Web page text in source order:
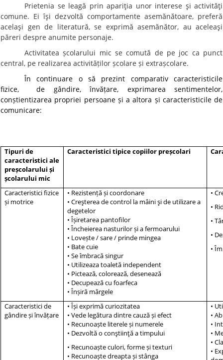
Prietenia se leagă prin apariţia unor interese şi activităţi
comune. Ei îşi dezvoltă comportamente asemănătoare, preferă
acelaşi gen de literatură, se exprimă asemănător, au aceleaşi
păreri despre anumite personaje.
Activitatea școlarului mic se comută de pe joc ca punct
central, pe realizarea activităților școlare și extrașcolare.
În continuare o să prezint comparativ caracteristicile
fizice, de gândire, învățare, exprimarea sentimentelor,
conștientizarea propriei persoane și a altora și caracteristicile de
comunicare:
Tipuri de
caracteristici ale
preșcolarului și
școlarului mic
Caracteristici tipice copiilor preșcolari
Caracteristici fizice
și motrice
• Rezistență și coordonare
• Creşterea de control la mâini şi de utilizare a
degetelor
• Îșiretarea pantofilor
• Încheierea nasturilor și a fermoarului
• Lovește / sare / prinde mingea
• Bate cuie
• Se îmbracă singur
• Utilizeaza toaletă independent
• Pictează, colorează, desenează
• Decupează cu foarfeca
• Înșiră mărgele
•
•
•
•
•
Caracteristici de
gândire și învățare
• Își exprimă curiozitatea
• Vede legătura dintre cauză și efect
• Recunoaște literele și numerele
• Dezvoltă o conştiinţă a timpului
• Recunoaște culori, forme și texturi
• Recunoaște dreapta și stânga
•
•
•
•
•
•